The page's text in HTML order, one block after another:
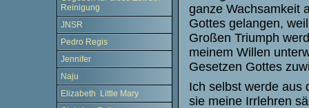
Reinigung
JNSR
Pedro Regis
Jennifer
Naju
Elizabeth Little Mary
ganze Wachsam­keit
Gottes gelangen,
Großen Triumph
meinem Willen
Gesetzen Gottes
Ich selbst werde aus
sie meine Irrlehren